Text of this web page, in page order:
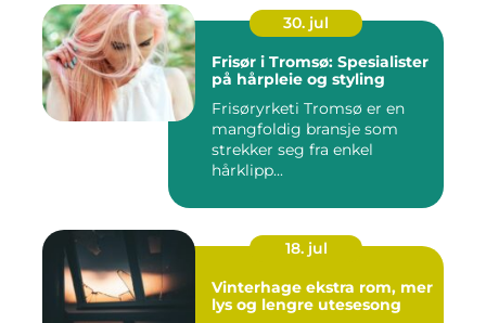
30. jul
Frisør i Tromsø: Spesialister
på hårpleie og styling
Frisøryrketi Tromsø er en
mangfoldig bransje som
strekker seg fra enkel
hårklipp...
18. jul
Vinterhage ekstra rom, mer
lys og lengre utesesong